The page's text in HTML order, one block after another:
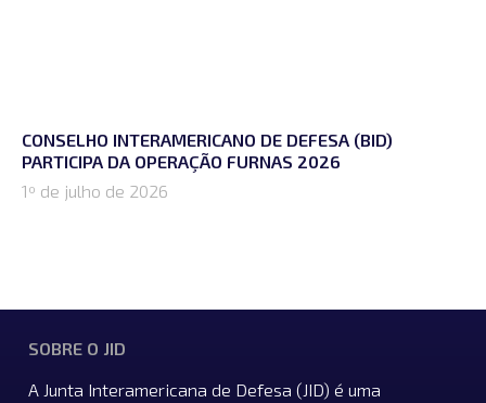
CONSELHO INTERAMERICANO DE DEFESA (BID)
PARTICIPA DA OPERAÇÃO FURNAS 2026
1º de julho de 2026
SOBRE O JID
A Junta Interamericana de Defesa (JID) é uma